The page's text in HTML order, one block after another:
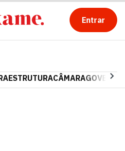
Entrar
CÂMARAGOVERNO